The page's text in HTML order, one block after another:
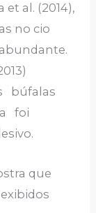
al. (2014),
no cio
búfalas
foi
que